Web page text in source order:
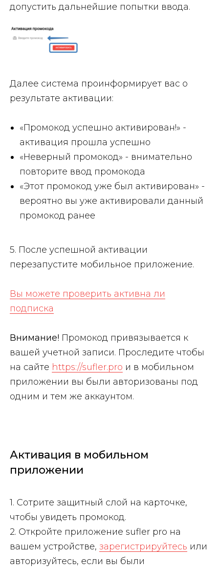
допустить дальнейшие попытки ввода.
Далее система проинформирует вас о
результате активации:
«Промокод успешно активирован!» -
активация прошла успешно
«Неверный промокод» - внимательно
повторите ввод промокода
«Этот промокод уже был активирован» -
вероятно вы уже активировали данный
промокод ранее
5. После успешной активации
перезапустите мобильное приложение.
Вы можете проверить активна ли
подписка
Внимание! Промокод привязывается к
вашей учетной записи. Проследите чтобы
на сайте https://sufler.pro и в мобильном
приложении вы были авторизованы под
одним и тем же аккаунтом.
Активация в мобильном
приложении
1. Сотрите защитный слой на карточке,
чтобы увидеть промокод.
2. Откройте приложение sufler pro на
вашем устройстве, зарегистрируйтесь или
авторизуйтесь, если вы были